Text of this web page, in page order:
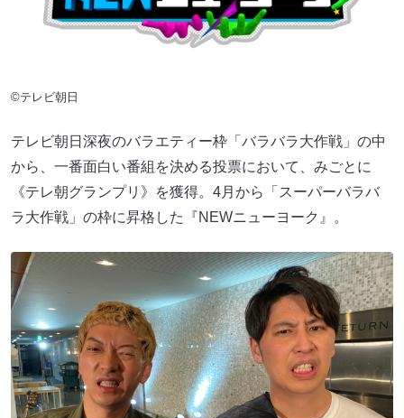
©テレビ朝日
テレビ朝日深夜のバラエティー枠「バラバラ大作戦」の中
から、一番面白い番組を決める投票において、みごとに
《テレ朝グランプリ》を獲得。4月から「スーパーバラバ
ラ大作戦」の枠に昇格した『NEWニューヨーク』。